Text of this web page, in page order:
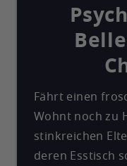
Fährt einen
Wohnt noch zu
stinkreichen
deren Esstisch